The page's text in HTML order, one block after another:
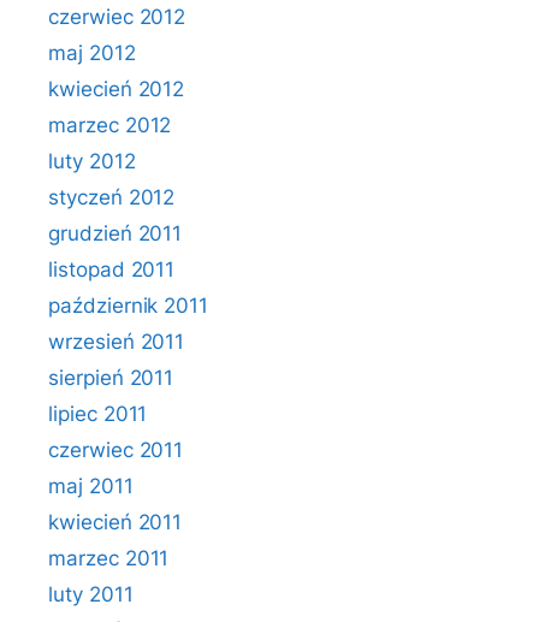
czerwiec 2012
maj 2012
kwiecień 2012
marzec 2012
luty 2012
styczeń 2012
grudzień 2011
listopad 2011
październik 2011
wrzesień 2011
sierpień 2011
lipiec 2011
czerwiec 2011
maj 2011
kwiecień 2011
marzec 2011
luty 2011